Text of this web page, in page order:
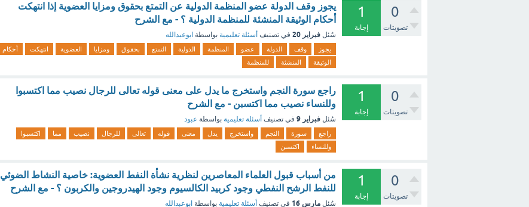
0
تصويتات
1
إجابة
يجوز وقف الدولة عضو المنظمة الدولية عن التمتع بحقوق ومزايا العضوية إذا انتهكت
أحكام الوثيقة المنشئة للمنظمة الدولية ؟ - مع الشرح
سُئل فبراير 20 في تصنيف أسئلة تعليمية بواسطة ابوعبدالله
يجوز وقف الدولة عضو المنظمة الدولية التمتع بحقوق ومزايا العضوية انتهكت
أحكام
الوثيقة
المنشئة للمنظمة
0
تصويتات
1
إجابة
راجع سورة النجم واستخرج ما يدل على معنى قوله تعالى للرجال نصيب مما اكتسبوا
وللنساء نصيب مما اكتسبن - مع الشرح
سُئل فبراير 9 في تصنيف أسئلة تعليمية بواسطة عبود
راجع سورة النجم واستخرج يدل معنى قوله تعالى للرجال نصيب مما
اكتسبوا
وللنساء
اكتسبن
0
تصويتات
1
إجابة
من أسباب قبول العلماء المعاصرين لنظرية نشأة النفط العضوية: خاصية النشاط الضوئي
للنفط الرشح النفطي وجود كربيد الكالسيوم وجود الهيدروجين والكربون ؟ - مع الشرح
سُئل مارس 16 في تصنيف أسئلة تعليمية بواسطة ابوعبدالله